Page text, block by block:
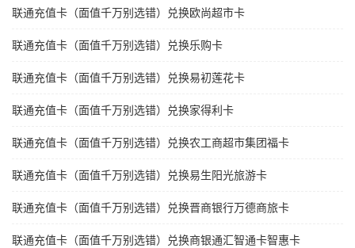
联通充值卡（面值千万别选错）兑换欧尚超市卡
联通充值卡（面值千万别选错）兑换乐购卡
联通充值卡（面值千万别选错）兑换易初莲花卡
联通充值卡（面值千万别选错）兑换家得利卡
联通充值卡（面值千万别选错）兑换农工商超市集团福卡
联通充值卡（面值千万别选错）兑换易生阳光旅游卡
联通充值卡（面值千万别选错）兑换晋商银行万德商旅卡
联通充值卡（面值千万别选错）兑换商银通汇智通卡智惠卡